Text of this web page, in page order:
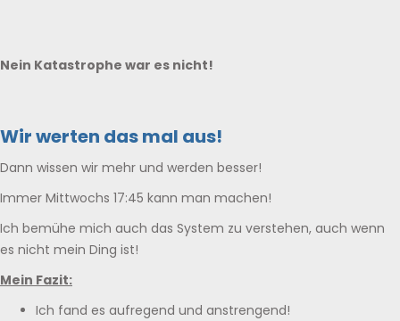
Nein Katastrophe war es nicht!
Wir werten das mal aus!
Dann wissen wir mehr und werden besser!
Immer Mittwochs 17:45 kann man machen!
Ich bemühe mich auch das System zu verstehen, auch wenn
es nicht mein Ding ist!
Mein Fazit:
Ich fand es aufregend und anstrengend!